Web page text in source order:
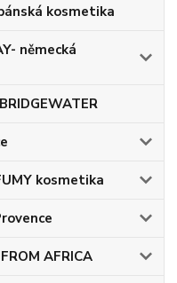
kosmetika
německá
kosmetika
AFRICA